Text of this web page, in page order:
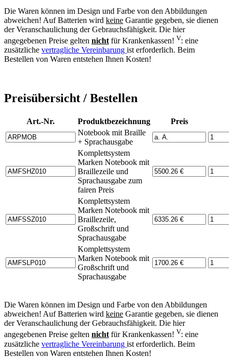
Die Waren können im Design und Farbe von den Abbildungen
abweichen! Auf Batterien wird keine Garantie gegeben, sie dienen
der Veranschaulichung der Gebrauchsfähigkeit. Die hier
angegebenen Preise gelten nichtfür Krankenkassen! V: eine
zusätzliche vertragliche Vereinbarung ist erforderlich. Beim
Bestellen von Waren entstehen Ihnen Kosten!
Preisübersicht / Bestellen
Art.-Nr. Produktbezeichnung
Preis
Notebook mit Braille
+ Sprachausgabe
Komplettsystem
Marken Notebook mit
Braillezeile und
Sprachausgabe zum
fairen Preis
Komplettsystem
Marken Notebook mit
Braillezeile,
Großschrift und
Sprachausgabe
Komplettsystem
Marken Notebook mit
Großschrift und
Sprachausgabe
Die Waren können im Design und Farbe von den Abbildungen
abweichen! Auf Batterien wird keine Garantie gegeben, sie dienen
der Veranschaulichung der Gebrauchsfähigkeit. Die hier
angegebenen Preise gelten nichtfür Krankenkassen! V: eine
zusätzliche vertragliche Vereinbarung ist erforderlich. Beim
Bestellen von Waren entstehen Ihnen Kosten!